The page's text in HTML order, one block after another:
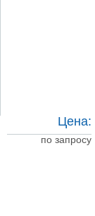
Цена:
по запросу